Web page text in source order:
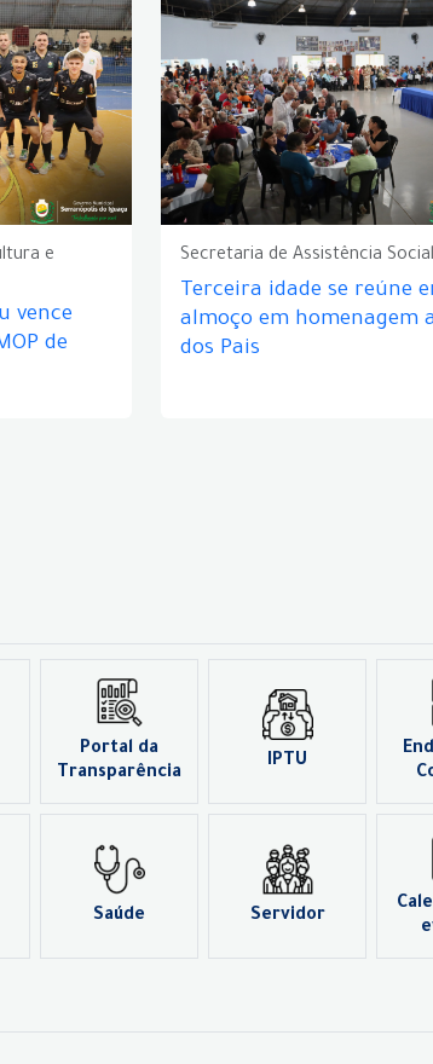
e
vence
de
Secretaria de Assistência Social
Terceira idade se reúne
almoço em homenagem
dos Pais
Portal da
Transparência
IPTU
Saúde Servidor